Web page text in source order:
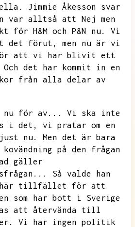
Jimmie Åkesson svar
var alltså att Nej men
H&M och P&N nu.
Vi
det förut,
men nu är vi
att vi har blivit ett
Och det har kommit in en
från alla delar av
nu för av...
Vi ska inte
i det,
vi pratar om en
nu.
Men det är bara
kovändning på den frågan
gäller
Så valde han
här tillfället för att
som har bott i Sverige
att återvända till
Vi har ingen politik